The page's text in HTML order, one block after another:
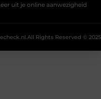
uit je online aanwezigheid
All Rights Reserved © 2025